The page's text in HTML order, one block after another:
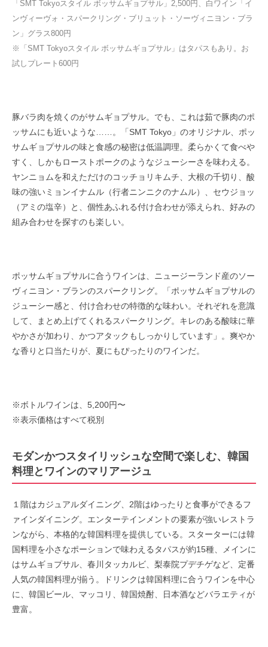
「SMT Tokyoスタイル ボッサムギョプサル」2,500円、白ワイン「イ
ンヴィーヴォ・スパークリング・ブリュット・ソーヴィニヨン・ブラ
ン」グラス800円
※「SMT Tokyoスタイル ボッサムギョプサル」はタパスもあり。お
試しプレート600円
豚バラ肉を焼くのがサムギョプサル。でも、これは茹で豚肉のポ
ッサムにも近いような……。「SMT Tokyo」のオリジナル、ポッ
サムギョプサルの味と食感の秘密は低温調理。柔らかくて食べや
すく、しかもローストポークのようなジューシーさを味わえる。
ヤンニョムを和えただけのコッチョリキムチ、大根の千切り、酸
味の強いミョンイナムル（行者ニンニクのナムル）、セウジョッ
（アミの塩辛）と、個性あふれる付け合わせが添えられ、好みの
組み合わせを探すのも楽しい。
ポッサムギョプサルに合うワインは、ニュージーランド産のソー
ヴィニヨン・ブランのスパークリング。「ポッサムギョプサルの
ジューシー感と、付け合わせの特徴的な味わい。それぞれを意識
して、まとめ上げてくれるスパークリング。キレのある酸味に華
やかさが加わり、かつアタックもしっかりしています」。爽やか
な香りと口当たりが、夏にもぴったりのワインだ。
※ボトルワインは、5,200円〜
※表示価格はすべて税別
モダンかつスタイリッシュな空間で楽しむ、韓国
料理とワインのマリアージュ
１階はカジュアルダイニング、2階はゆったりと食事ができるフ
ァインダイニング。エンターテインメントの要素が強いレストラ
ンながら、本格的な韓国料理を提供している。スターターには韓
国料理を小さなポーションで味わえるタパスが約15種、メインに
はサムギョプサル、春川タッカルビ、梨泰院プデチゲなど、定番
人気の韓国料理が揃う。ドリンクは韓国料理に合うワインを中心
に、韓国ビール、マッコリ、韓国焼酎、日本酒などバラエティが
豊富。